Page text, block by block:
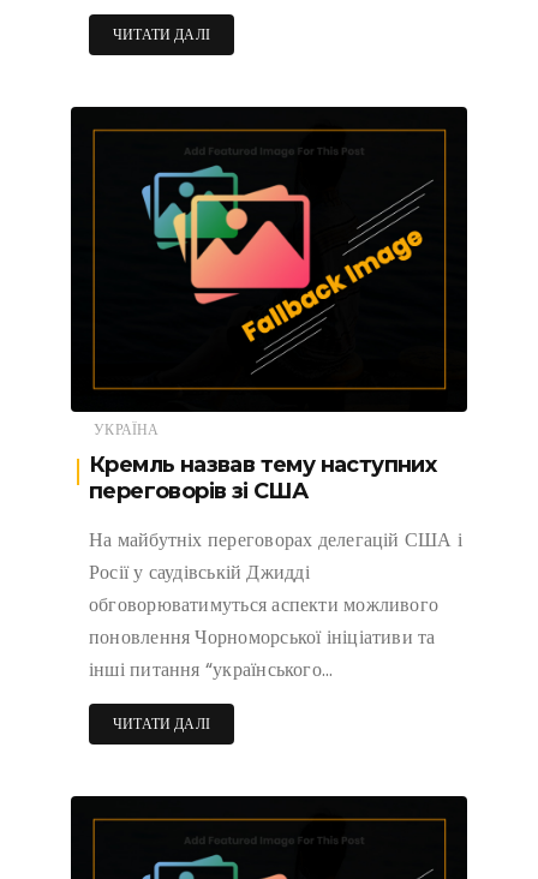
ЧИТАТИ ДАЛІ
УКРАЇНА
Кремль назвав тему наступних
переговорів зі США
На майбутніх переговорах делегацій США і
Росії у саудівській Джидді
обговорюватимуться аспекти можливого
поновлення Чорноморської ініціативи та
інші питання “українського…
ЧИТАТИ ДАЛІ